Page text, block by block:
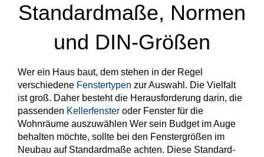
Kunststofffenster
Kunststoff-Alu Fenster
Alu Fenster
Kunststoffbalkontüren
Kunststoff-Alu Balkontüren
NACH TÜRENTYP
PSK-Türen
Haustüren
NACH MATERIAL
Aluminium-Haustüren
Holz-Haustüren
Sonnenschutz
ROLLLÄDEN & RAFFSTOREN
Aufsatzraffstoren
SEKTIONALTORE
Sektionaltore
Zubehör
ZUBEHÖR & ERSATZTEILE
Informationsportal
RESSOURCEN
Standardmaße, Normen
und DIN-Größen
Wer ein Haus baut, dem stehen in der Regel
verschiedene Fenstertypen zur Auswahl. Die Vielfalt
ist groß. Daher besteht die Herausforderung darin, die
passenden Kellerfenster oder Fenster für die
Wohnräume auszuwählen Wer sein Budget im Auge
behalten möchte, sollte bei den Fenstergrößen im
Neubau auf Standardmaße achten. Diese Standard-